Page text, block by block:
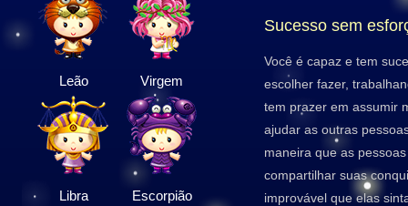
Leão Virgem
Libra Escorpião
Sucesso sem
Você é capaz e tem
escolher fazer,
tem prazer em assumir
ajudar as outras
maneira que as
compartilhar suas
improvável que elas